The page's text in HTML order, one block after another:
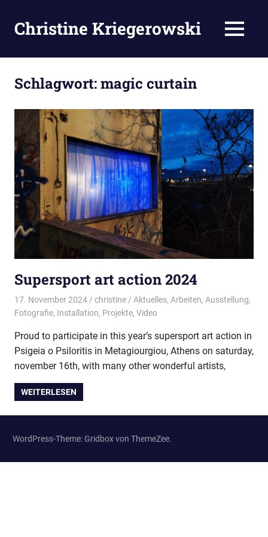
Inhalt
springen
Christine Kriegerowski MENÜ
Schlagwort:magic curtain
Supersport art action 2024
17. November 2024 christine Aktuelles, Arbeiten, Ausstellung,
Fotografie, Installation, Projekte, Video
Proud to participate in this year’s supersport art action in
Psigeia o Psiloritis in Metagiourgiou, Athens on saturday,
november 16th, with many other wonderful artists,
WEITERLESEN
WordPress-Theme: Gridbox von ThemeZee.